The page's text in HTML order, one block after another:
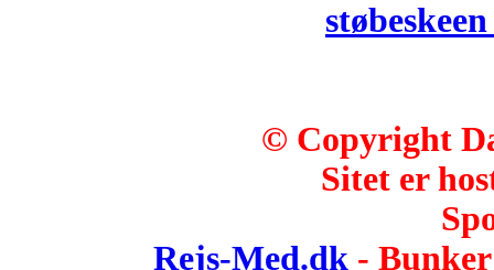
© Copyright
Sitet er
Rejs-Med.dk- Bunker